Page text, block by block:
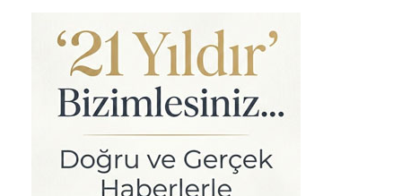
(örneğin fotonları) paylaşılan bir kuantum
durumunda hayal edin. Büyük mesafelerle
ayrılsalar bile, ortak kökenlerine bağlı kalırlar. Bir
fotonun polarizasyonunu ölçtüğünüzde, sonuç
diğerinin ölçümüyle ilişkilidir, ne kadar uzakta
olurlarsa olsunlar.
Kuantum Dünyasını Ölçmek